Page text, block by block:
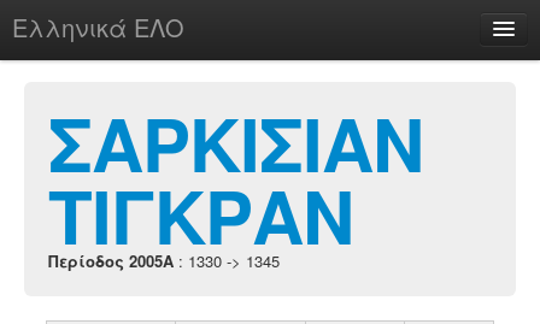
Ελληνικά ΕΛΟ
chesstu.be @ discord
Login
ΣΑΡΚΙΣΙΑΝ
ΤΙΓΚΡΑΝ
Περίοδος 2005A : 1330 -> 1345